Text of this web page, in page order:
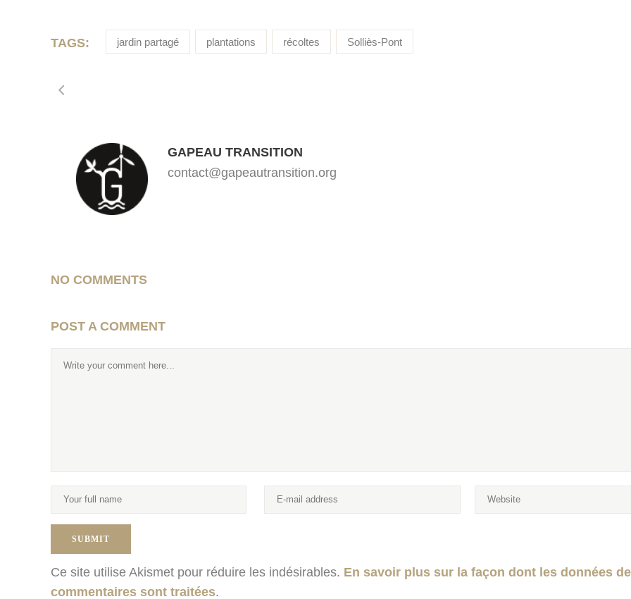
TAGS: jardin partagé plantations récoltes Solliès-Pont
GAPEAU TRANSITION
contact@gapeautransition.org
NO COMMENTS
POST A COMMENT
Ce site utilise Akismet pour réduire les indésirables. En savoir plus sur la façon dont les données
commentaires sont traitées.